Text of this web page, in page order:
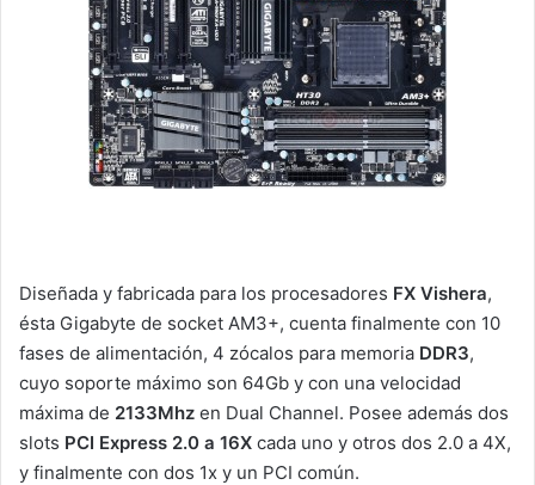
Diseñada y fabricada para los procesadores FX Vishera,
ésta Gigabyte de socket AM3+, cuenta finalmente con 10
fases de alimentación, 4 zócalos para memoria DDR3,
cuyo soporte máximo son 64Gb y con una velocidad
máxima de 2133Mhz en Dual Channel. Posee además dos
slots PCI Express 2.0 a 16X cada uno y otros dos 2.0 a 4X,
y finalmente con dos 1x y un PCI común.